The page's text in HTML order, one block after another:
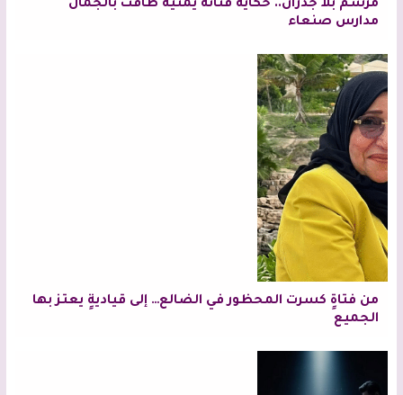
مرسمٌ بلا جدران.. حكاية فنانة يمنية طافت بالجمال
مدارس صنعاء
من فتاةٍ كسرت المحظور في الضالع… إلى قياديةٍ يعتز بها
الجميع